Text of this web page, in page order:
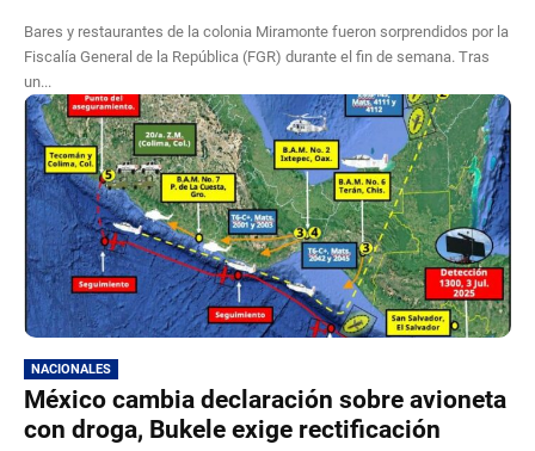
Bares y restaurantes de la colonia Miramonte fueron sorprendidos por la
Fiscalía General de la República (FGR) durante el fin de semana. Tras
un...
NACIONALES
México cambia declaración sobre avioneta
con droga, Bukele exige rectificación